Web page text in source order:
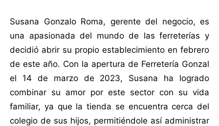
Susana Gonzalo Roma, gerente del negocio, es
una apasionada del mundo de las ferreterías y
decidió abrir su propio establecimiento en febrero
de este año. Con la apertura de Ferretería Gonzal
el 14 de marzo de 2023, Susana ha logrado
combinar su amor por este sector con su vida
familiar, ya que la tienda se encuentra cerca del
colegio de sus hijos, permitiéndole así administrar